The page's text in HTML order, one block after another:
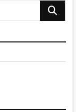
Buscar